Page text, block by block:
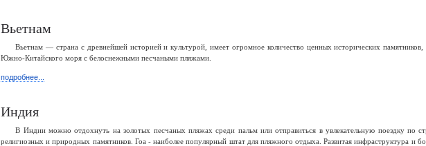
Вьетнам
Вьетнам — страна с древнейшей историей и культурой, имеет огромное количество ценных исторических
Южно-Китайского моря с белоснежными песчаными пляжами.
подробнее...
Индия
В Индии можно отдохнуть на золотых песчаных пляжах среди пальм или отправиться в увлекательную поездку по
религиозных и природных памятников. Гоа - наиболее популярный штат для пляжного отдыха. Развитая инфраструктура и